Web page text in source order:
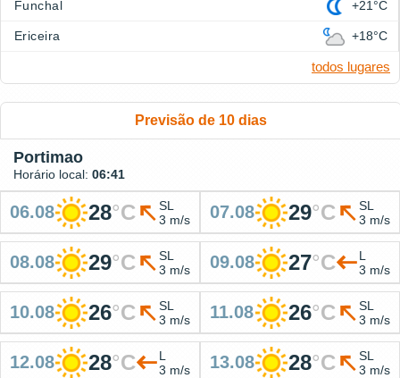
Funchal +21°C
Ericeira +18°C
todos lugares
Previsão de 10 dias
Portimao
Horário local: 06:41
06.08 28°C
SL
3 m/s
07.08 29°C
SL
3 m/s
08.08 29°C
SL
3 m/s
09.08 27°C
L
3 m/s
10.08 26°C
SL
3 m/s
11.08 26°C
SL
3 m/s
12.08 28°C
L
3 m/s
13.08 28°C
SL
3 m/s